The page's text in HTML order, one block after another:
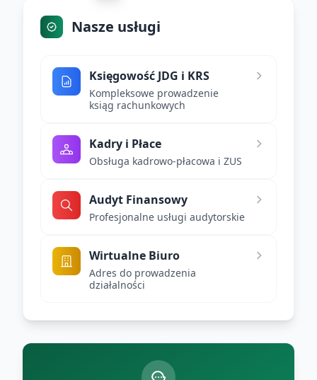
Nasze usługi
Księgowość JDG i KRS
Kompleksowe prowadzenie
ksiąg rachunkowych
Kadry i Płace
Obsługa kadrowo-płacowa i ZUS
Audyt Finansowy
Profesjonalne usługi audytorskie
Wirtualne Biuro
Adres do prowadzenia
działalności